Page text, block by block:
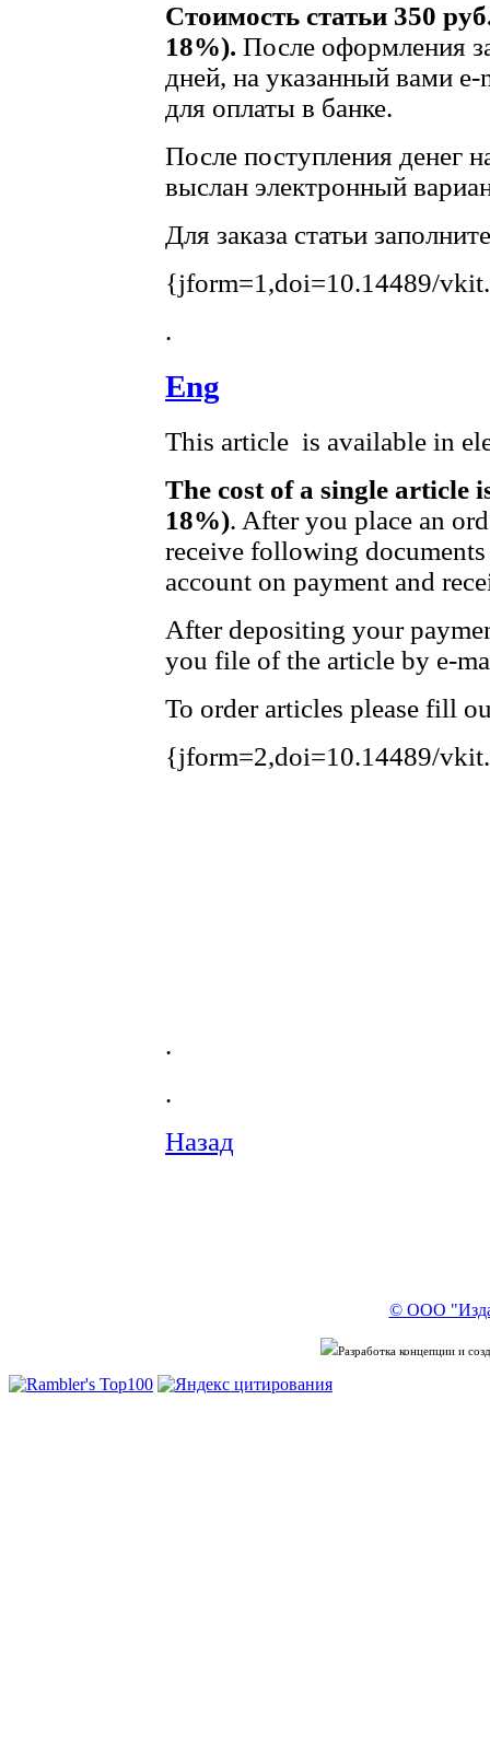
Стоимость статьи 350
18%). После оформления
дней, на указанный вами
для оплаты в банке.
После поступления денег
выслан электронный
Для заказа статьи
{jform=1,doi=10.14489/
.
Eng
This article is available in
The cost of a single article
18%). After you place an
receive following
account on payment and
After depositing your
you file of the article by e-
To order articles please fill
{jform=2,doi=10.14489/
.
.
Назад
© ООО
Разработка концепции и